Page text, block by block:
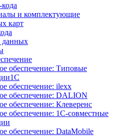
и комплектующие
карт
данных
обеспечение: Типовые
обеспечение: ilexx
обеспечение: DALION
обеспечение: Клеверенс
обеспечение: 1С-совместные
обеспечение: DataMobile